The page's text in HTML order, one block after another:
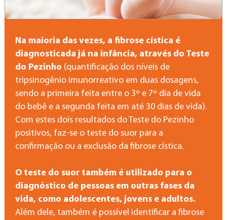
Na maioria das vezes, a fibrose cística é
diagnosticada já na infância, através do Teste
do Pezinho (quantificação dos níveis de
tripsinogênio imunorreativo em duas dosagens,
sendo a primeira feita entre o 3º e 7º dia de vida
do bebê e a segunda feita em até 30 dias de vida).
Com estes dois resultados do Teste do Pezinho
positivos, faz-se o teste do suor para a
confirmação ou a exclusão da fibrose cística.
O teste do suor também é utilizado para o
diagnóstico de pessoas em outras fases da
vida, como adolescentes, jovens e adultos.
Além dele, também é possível identificar a fibrose